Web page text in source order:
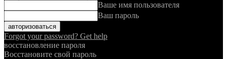
Ваше имя пользователя
Ваш пароль
Forgot your password? Get help
восстановление пароля
Восстановите свой пароль